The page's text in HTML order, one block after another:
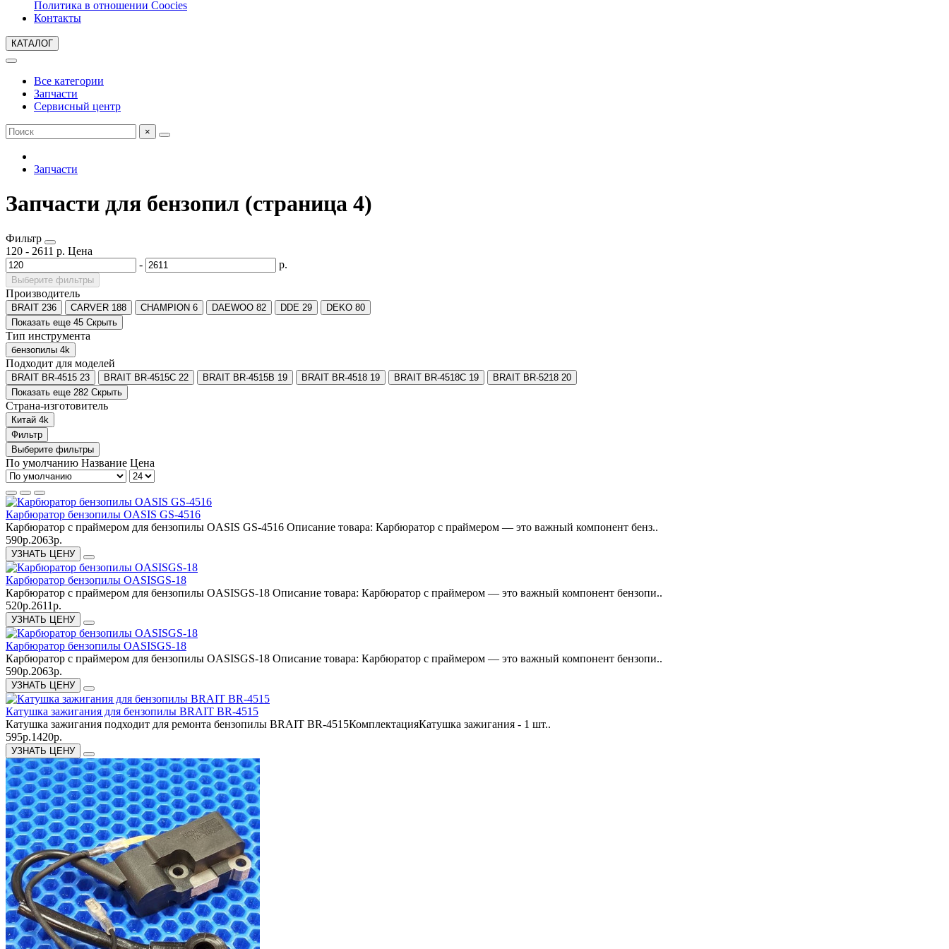
Политика в отношении Coocies
Контакты
КАТАЛОГ
Все категории
Запчасти
Сервисный центр
×
Запчасти
Запчасти для бензопил (страница 4)
Фильтр
120 - 2611 р. Цена
-
р.
Выберите фильтры
Производитель
BRAIT 236 CARVER 188 CHAMPION 6 DAEWOO 82 DDE 29 DEKO 80
Показать еще 45 Скрыть
Тип инструмента
бензопилы 4k
Подходит для моделей
BRAIT BR-4515 23 BRAIT BR-4515C 22 BRAIT BR-4515В 19 BRAIT BR-4518 19 BRAIT BR-4518C 19 BRAIT BR-5218 20
Показать еще 282 Скрыть
Страна-изготовитель
Китай 4k
Фильтр
Выберите фильтры
По умолчанию Название Цена
Карбюратор бензопилы OASIS GS-4516
Карбюратор с праймером для бензопилы OASIS GS-4516 Описание товара: Карбюратор с праймером — это важный компонент бенз..
590р.2063р.
УЗНАТЬ ЦЕНУ
Карбюратор бензопилы OASISGS-18
Карбюратор с праймером для бензопилы OASISGS-18 Описание товара: Карбюратор с праймером — это важный компонент бензопи..
520р.2611р.
УЗНАТЬ ЦЕНУ
Карбюратор бензопилы OASISGS-18
Карбюратор с праймером для бензопилы OASISGS-18 Описание товара: Карбюратор с праймером — это важный компонент бензопи..
590р.2063р.
УЗНАТЬ ЦЕНУ
Катушка зажигания для бензопилы BRAIT BR-4515
Катушка зажигания подходит для ремонта бензопилы BRAIT BR-4515КомплектацияКатушка зажигания - 1 шт..
595р.1420р.
УЗНАТЬ ЦЕНУ